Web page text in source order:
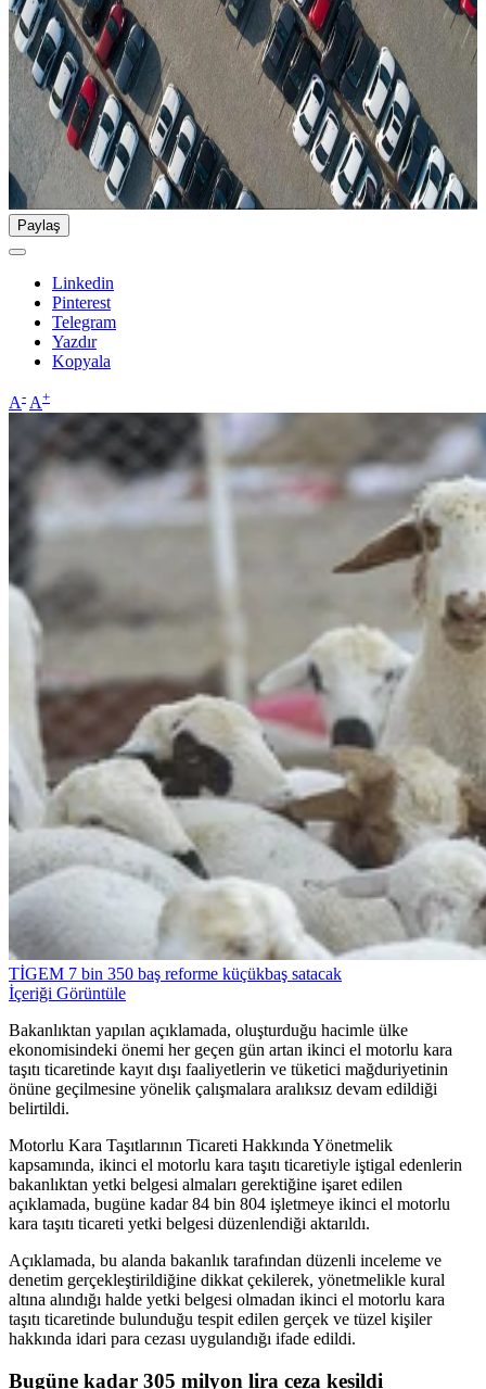
Paylaş
Linkedin
Pinterest
Telegram
Yazdır
Kopyala
A- A+
TİGEM 7 bin 350 baş reforme küçükbaş satacak
İçeriği Görüntüle
Bakanlıktan yapılan açıklamada, oluşturduğu hacimle ülke
ekonomisindeki önemi her geçen gün artan ikinci el motorlu kara
taşıtı ticaretinde kayıt dışı faaliyetlerin ve tüketici mağduriyetinin
önüne geçilmesine yönelik çalışmalara aralıksız devam edildiği
belirtildi.
Motorlu Kara Taşıtlarının Ticareti Hakkında Yönetmelik
kapsamında, ikinci el motorlu kara taşıtı ticaretiyle iştigal edenlerin
bakanlıktan yetki belgesi almaları gerektiğine işaret edilen
açıklamada, bugüne kadar 84 bin 804 işletmeye ikinci el motorlu
kara taşıtı ticareti yetki belgesi düzenlendiği aktarıldı.
Açıklamada, bu alanda bakanlık tarafından düzenli inceleme ve
denetim gerçekleştirildiğine dikkat çekilerek, yönetmelikle kural
altına alındığı halde yetki belgesi olmadan ikinci el motorlu kara
taşıtı ticaretinde bulunduğu tespit edilen gerçek ve tüzel kişiler
hakkında idari para cezası uygulandığı ifade edildi.
Bugüne kadar 305 milyon lira ceza kesildi